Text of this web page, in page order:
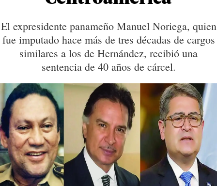
El expresidente panameño Manuel Noriega, quien
fue imputado hace más de tres décadas de cargos
similares a los de Hernández, recibió una
sentencia de 40 años de cárcel.